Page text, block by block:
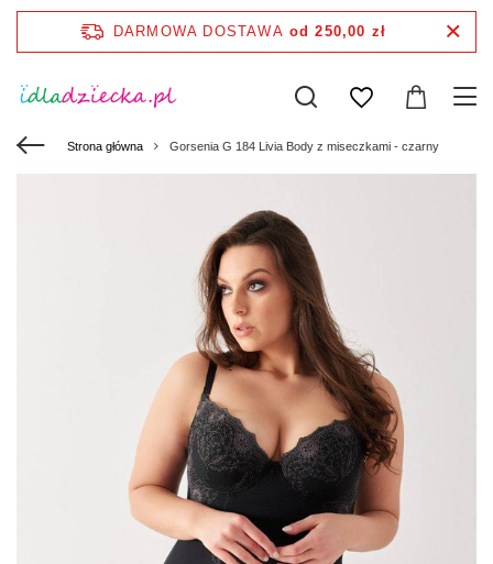
DARMOWA DOSTAWA od 250,00 zł
Strona główna Gorsenia G 184 Livia Body z miseczkami - czarny